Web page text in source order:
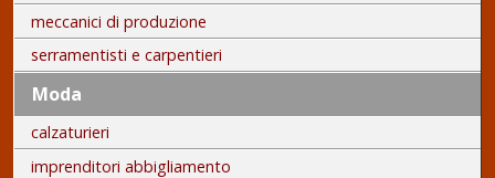
meccanici di produzione
serramentisti e carpentieri
Moda
calzaturieri
imprenditori abbigliamento